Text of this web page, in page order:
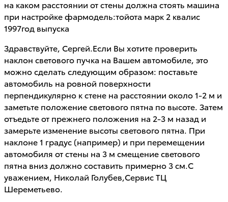
на каком расстоянии от стены должна стоять машина
при настройке фармодель:тойота марк 2 квалис
1997год выпуска
Здравствуйте, Сергей.Если Вы хотите проверить
наклон светового пучка на Вашем автомобиле, это
можно сделать следующим образом: поставьте
автомобиль на ровной поверхности
перпендикулярно к стене на расстоянии около 1-2 м и
заметьте положение светового пятна по высоте. Затем
отъедьте от прежнего положения на 2-3 м назад и
замерьте изменение высоты светового пятна. При
наклоне 1 градус (например) и при перемещении
автомобиля от стены на 3 м смещение светового
пятна вниз должно составить примерно 3 см.С
уважением, Николай Голубев,Сервис ТЦ
Шереметьево.